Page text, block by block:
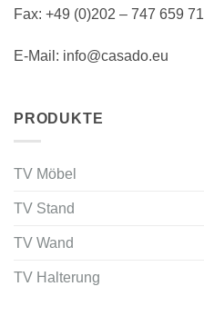
Fax: +49 (0)202 – 747 659 71
E-Mail: info@casado.eu
PRODUKTE
TV Möbel
TV Stand
TV Wand
TV Halterung